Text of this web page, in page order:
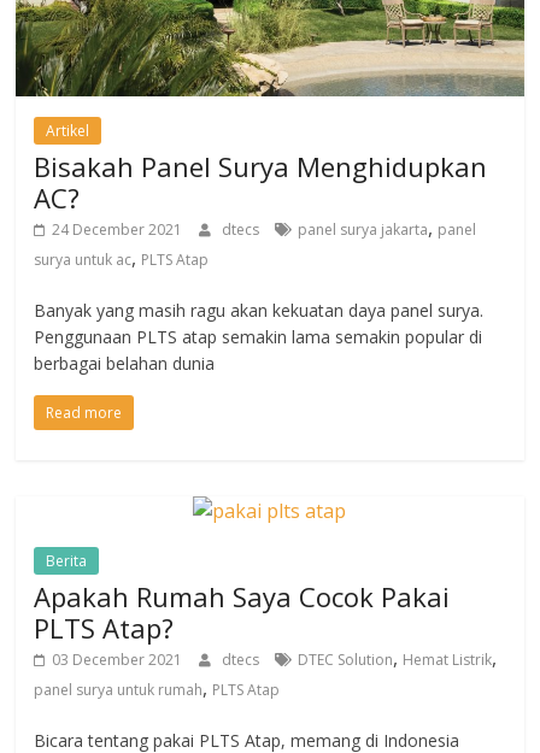
Artikel
Bisakah Panel Surya Menghidupkan
AC?
24 December 2021 dtecs panel surya jakarta, panel
surya untuk ac, PLTS Atap
Banyak yang masih ragu akan kekuatan daya panel surya.
Penggunaan PLTS atap semakin lama semakin popular di
berbagai belahan dunia
Read more
Berita
Apakah Rumah Saya Cocok Pakai
PLTS Atap?
03 December 2021 dtecs DTEC Solution, Hemat Listrik,
panel surya untuk rumah, PLTS Atap
Bicara tentang pakai PLTS Atap, memang di Indonesia